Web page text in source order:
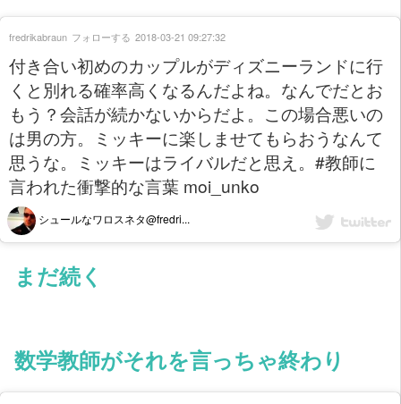
付き合い初めのカップルがディズニーランドに行
くと別れる確率高くなるんだよね。なんでだとお
もう？会話が続かないからだよ。この場合悪いの
は男の方。ミッキーに楽しませてもらおうなんて
思うな。ミッキーはライバルだと思え。#教師に
言われた衝撃的な言葉 moi_unko
シュールなワロスネタ@fredri...
fredrikabraun フォローする 2018-03-21 09:27:32
まだ続く
数学教師がそれを言っちゃ終わり